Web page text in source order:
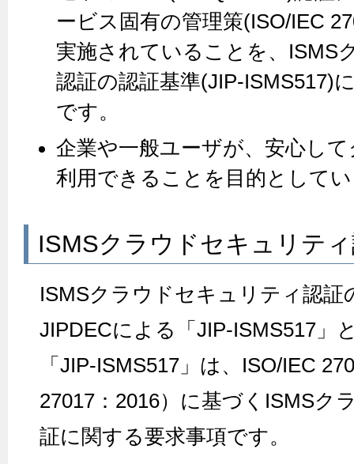
ービス固有の管理策(ISO/IEC
実施されていることを、ISMS
認証の認証基準(JIP-ISMS517)
です。
企業や一般ユーザが、安心し
利用できることを目的として
ISMSクラウドセキュリテ
ISMSクラウドセキュリティ認証
JIPDECによる「JIP-ISMS517」
「JIP-ISMS517」は、ISO/IEC
27017：2016）に基づくISMSク
証に関する要求事項です。